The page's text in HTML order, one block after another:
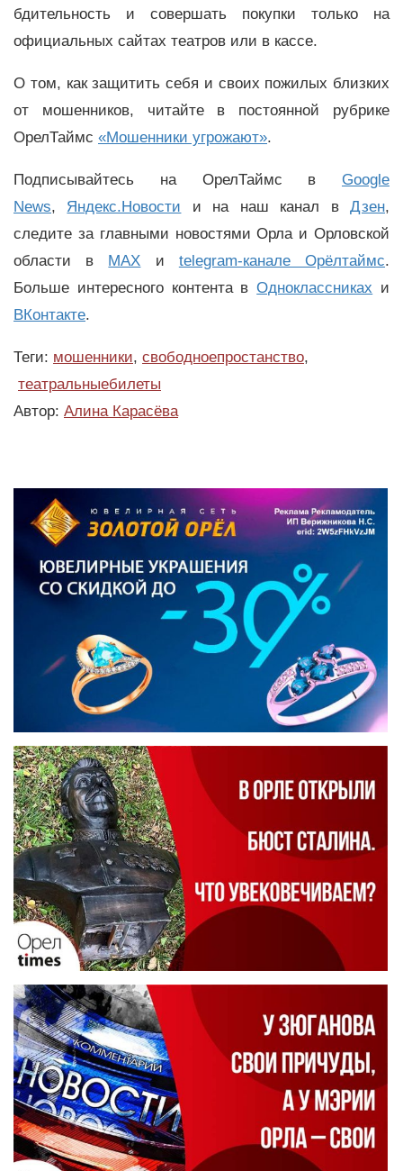
бдительность и совершать покупки только на
официальных сайтах театров или в кассе.
О том, как защитить себя и своих пожилых близких
от мошенников, читайте в постоянной рубрике
ОрелТаймс «Мошенники угрожают».
Подписывайтесь на ОрелТаймс в Google
News, Яндекс.Новости и на наш канал вДзен,
следите за главными новостями Орла и Орловской
области в MAX и telegram-канале Орёлтаймс.
Больше интересного контента вОдноклассниках и
ВКонтакте.
Теги: мошенники, свободноепростанство,
театральныебилеты
Автор: Алина Карасёва